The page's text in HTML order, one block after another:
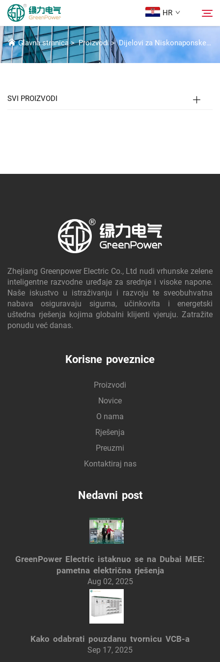
HR
Proizvodi
SIVACON 8PT PRIBOR
Glavna stranica>Proizvodi>Dijelovi za Niskonaponske Prekidačke Uredaje
SVI PROIZVODI
Zhejiang Greenpower Electric Co., Ltd nudi vrhunske zelene
inteligentne razvodne uređaje za srednje i visoke napone.
Naše iskustvo u istraživanju i razvoju te sveobuhvatna
nabava osiguravaju sigurna, učinkovita i energetski
uštedna rješenja kojima globalni klijenti vjeruju. Zatražite
ponudu već danas.
Korisne poveznice
Proizvodi
Novice
O nama
Rješenja
Preuzmi
Kontaktiraj nas
Nedavni post
GreenPower Electric istaknuo se na Dubai MEE:
pametna električna rješenja
Aug 02, 2025
Kako odabrati pouzdanu tvornicu VCB-a
Sep 17, 2025